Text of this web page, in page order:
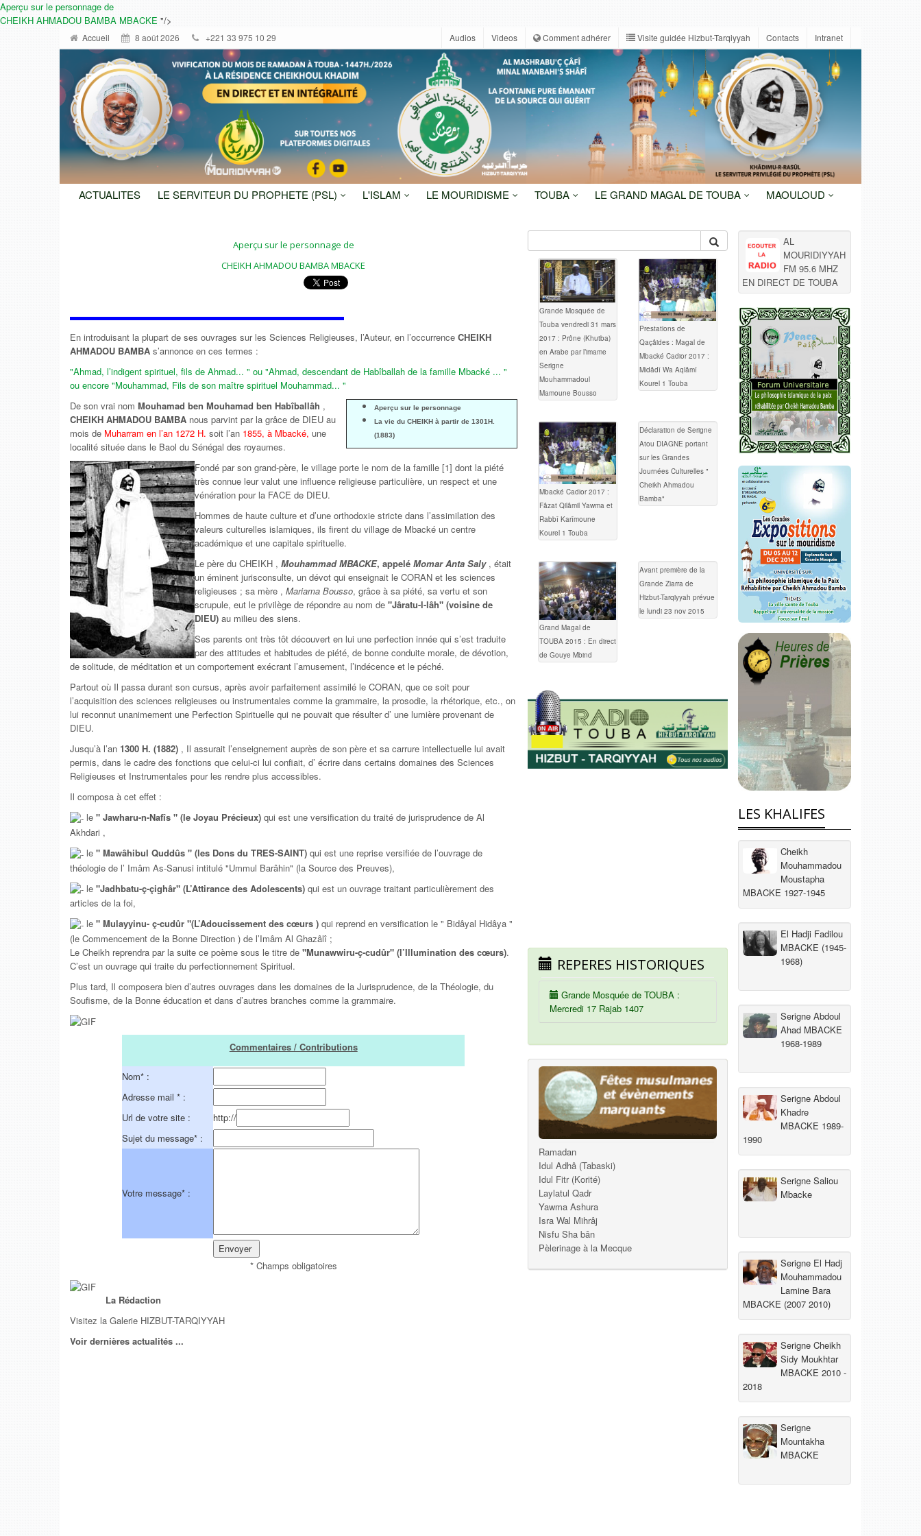
Aperçu sur le personnage de
CHEIKH AHMADOU BAMBA MBACKE "/>
Accueil 8 août 2026 +221 33 975 10 29 Audios Videos Comment adhérer Visite guidée Hizbut-Tarqiyyah Contacts Intranet
ACTUALITES LE SERVITEUR DU PROPHETE (PSL) L'ISLAM LE MOURIDISME TOUBA LE GRAND MAGAL DE TOUBA MAOULOUD
Aperçu sur le personnage de
CHEIKH AHMADOU BAMBA MBACKE
En introduisant la plupart de ses ouvrages sur les Sciences Religieuses, l’Auteur, en l’occurrence CHEIKH
AHMADOU BAMBA s’annonce en ces termes :
"Ahmad, l’indigent spirituel, fils de Ahmad... " ou "Ahmad, descendant de Habîballah de la famille Mbacké ... "
ou encore "Mouhammad, Fils de son maître spirituel Mouhammad... "
Aperçu sur le personnage
La vie du CHEIKH à partir de 1301H.
(1883)
De son vrai nom Mouhamad ben Mouhamad ben Habîballâh ,
CHEIKH AHMADOU BAMBA nous parvint par la grâce de DIEU au
mois de Muharram en l’an 1272 H. soit l’an 1855, à Mbacké, une
localité située dans le Baol du Sénégal des royaumes.
Fondé par son grand-père, le village porte le nom de la famille [1] dont la piété
très connue leur valut une influence religieuse particulière, un respect et une
vénération pour la FACE de DIEU.
Hommes de haute culture et d’une orthodoxie stricte dans l’assimilation des
valeurs culturelles islamiques, ils firent du village de Mbacké un centre
académique et une capitale spirituelle.
Le père du CHEIKH , Mouhammad MBACKE, appelé Momar Anta Saly , était
un éminent jurisconsulte, un dévot qui enseignait le CORAN et les sciences
religieuses ; sa mère , Mariama Bousso, grâce à sa piété, sa vertu et son
scrupule, eut le privilège de répondre au nom de "Jâratu-l-lâh" (voisine de
DIEU) au milieu des siens.
Ses parents ont très tôt découvert en lui une perfection innée qui s’est traduite
par des attitudes et habitudes de piété, de bonne conduite morale, de dévotion,
de solitude, de méditation et un comportement exécrant l’amusement, l’indécence et le péché.
Partout où Il passa durant son cursus, après avoir parfaitement assimilé le CORAN, que ce soit pour
l’acquisition des sciences religieuses ou instrumentales comme la grammaire, la prosodie, la rhétorique, etc., on
lui reconnut unanimement une Perfection Spirituelle qui ne pouvait que résulter d’ une lumière provenant de
DIEU.
Jusqu’à l’an 1300 H. (1882) , Il assurait l’enseignement auprès de son père et sa carrure intellectuelle lui avait
permis, dans le cadre des fonctions que celui-ci lui confiait, d’ écrire dans certains domaines des Sciences
Religieuses et Instrumentales pour les rendre plus accessibles.
Il composa à cet effet :
le " Jawharu-n-Nafîs " (le Joyau Précieux) qui est une versification du traité de jurisprudence de Al
Akhdari ,
le " Mawâhibul Quddûs " (les Dons du TRES-SAINT) qui est une reprise versifiée de l’ouvrage de
théologie de l’ Imâm As-Sanusi intitulé "Ummul Barâhin" (la Source des Preuves),
le "Jadhbatu-ç-çighâr" (L’Attirance des Adolescents) qui est un ouvrage traitant particulièrement des
articles de la foi,
le " Mulayyinu- ç-cudûr "(L’Adoucissement des cœurs ) qui reprend en versification le " Bidâyal Hidâya "
(le Commencement de la Bonne Direction ) de l’Imâm Al Ghazâlî ;
Le Cheikh reprendra par la suite ce poème sous le titre de "Munawwiru-ç-cudûr" (l’Illumination des cœurs).
C’est un ouvrage qui traite du perfectionnement Spirituel.
Plus tard, Il composera bien d’autres ouvrages dans les domaines de la Jurisprudence, de la Théologie, du
Soufisme, de la Bonne éducation et dans d’autres branches comme la grammaire.
Commentaires / Contributions
Nom* :
Adresse mail* :
Url de votre site :
http://
Sujet du message* :
Votre message* :
* Champs obligatoires
La Rédaction
Visitez la Galerie HIZBUT-TARQIYYAH
Voir dernières actualités ...
Grande Mosquée de
Touba vendredi 31 mars
2017 : Prône (Khutba)
en Arabe par l’imame
Serigne
Mouhammadoul
Mamoune Bousso
Prestations de
Qaçâides : Magal de
Mbacké Cadior 2017 :
Midâdî Wa Aqlâmî
Kourel 1 Touba
Mbacké Cadior 2017 :
Fâzat Qilâmil Yawma et
Rabbî Karîmoune
Kourel 1 Touba
Déclaration de Serigne
Atou DIAGNE portant
sur les Grandes
Journées Culturelles "
Cheikh Ahmadou
Bamba"
Grand Magal de
TOUBA 2015 : En direct
de Gouye Mbind
Avant première de la
Grande Ziarra de
Hizbut-Tarqiyyah prévue
le lundi 23 nov 2015
REPERES HISTORIQUES
Grande Mosquée de TOUBA :
Mercredi 17 Rajab 1407
Ramadan
Idul Adhâ (Tabaski)
Idul Fitr (Korité)
Laylatul Qadr
Yawma Ashura
Isra Wal Mihrâj
Nisfu Sha bân
Pèlerinage à la Mecque
AL
MOURIDIYYAH
FM 95.6 MHZ
EN DIRECT DE TOUBA
LES KHALIFES
Cheikh
Mouhammadou
Moustapha
MBACKE 1927-1945
El Hadji Fadilou
MBACKE (1945-
1968)
Serigne Abdoul
Ahad MBACKE
1968-1989
Serigne Abdoul
Khadre
MBACKE 1989-
1990
Serigne Saliou
Mbacke
Serigne El Hadj
Mouhammadou
Lamine Bara
MBACKE (2007 2010)
Serigne Cheikh
Sidy Moukhtar
MBACKE 2010 -
2018
Serigne
Mountakha
MBACKE